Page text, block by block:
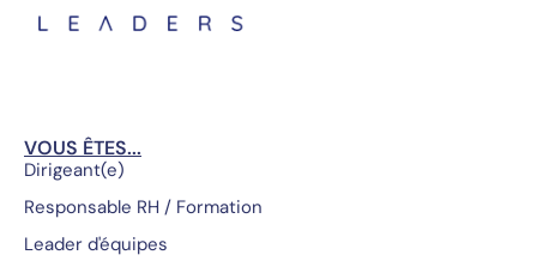
VOUS ÊTES...
Dirigeant(e)
Responsable RH / Formation
Leader d'équipes